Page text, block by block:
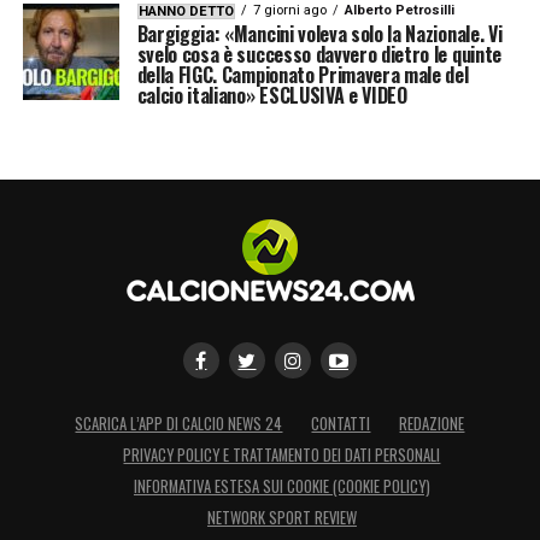
possibilità che l’ex portiere dellaJuventus
vengaescluso dalla lista UEFAper lasciare
spazio a Ter Stegen, che sarebbe preferito
LA PLAYLIST DELLE NOSTRE TOP NEWS
HANNO DETTO 7 giorni ago Alberto Petrosilli
Bargiggia: «Mancini voleva solo la Nazionale. Vi
svelo cosa è successo davvero dietro le quinte
della FIGC. Campionato Primavera male del
calcio italiano» ESCLUSIVA e VIDEO
SCARICA L’APP DI CALCIO NEWS 24 CONTATTI
REDAZIONE
PRIVACY POLICY E TRATTAMENTO DEI DATI PERSONALI
INFORMATIVA ESTESA SUI COOKIE (COOKIE POLICY)
NETWORK SPORT REVIEW